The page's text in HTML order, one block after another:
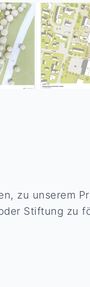
zu unserem
Stiftung zu